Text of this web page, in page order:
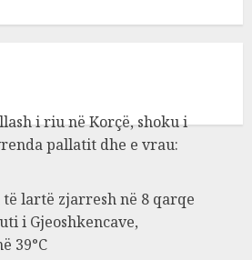
i riu në Korçë, shoku i
pallatit dhe e vrau:
lartë zjarresh në 8 qarqe
i Gjeoshkencave,
39°C